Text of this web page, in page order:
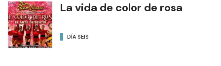
La vida de color de rosa
DÍA SEIS